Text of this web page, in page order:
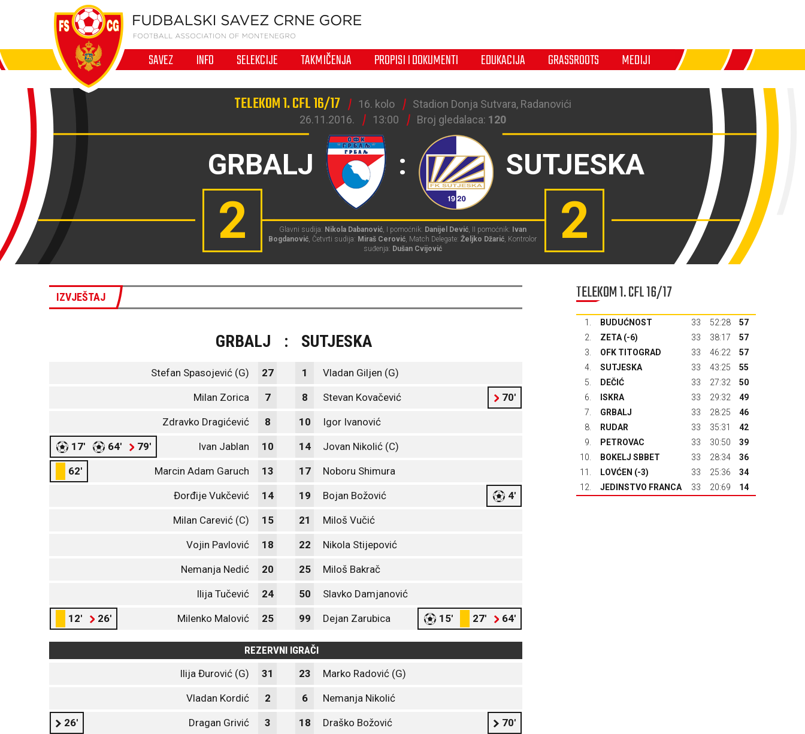
SAVEZ INFO SELEKCIJE TAKMIČENJA PROPISI I DOKUMENTI EDUKACIJA GRASSROOTS MEDIJI
TELEKOM 1. CFL 16/17 16. kolo
Stadion Donja Sutvara, Radanovići
26.11.2016.
13:00 Broj gledalaca: 120
GRBALJ : SUTJESKA
2 2
Glavni sudija: Nikola Dabanović, I pomoćnik: Danijel Dević, II pomoćnik: Ivan
Bogdanović, Četvrti sudija: Miraš Cerović, Match Delegate: Željko Džarić, Kontrolor
suđenja: Dušan Cvijović
IZVJEŠTAJ
GRBALJ : SUTJESKA
Stefan Spasojević (G) 27 1 Vladan Giljen (G)
Milan Zorica 7 8 Stevan Kovačević 70'
Zdravko Dragićević 8 10 Igor Ivanović
17' 64' 79' Ivan Jablan 10 14 Jovan Nikolić (C)
62' Marcin Adam Garuch 13 17 Noboru Shimura
Đorđije Vukčević 14 19 Bojan Božović 4'
Milan Carević (C) 15 21 Miloš Vučić
Vojin Pavlović 18 22 Nikola Stijepović
Nemanja Nedić 20 25 Miloš Bakrač
Ilija Tučević 24 50 Slavko Damjanović
12' 26' Milenko Malović 25 99 Dejan Zarubica 15' 27' 64'
REZERVNI IGRAČI
Ilija Đurović (G)
31 23 Marko Radović (G)
Vladan Kordić 2 6 Nemanja Nikolić
26' Dragan Grivić 3 18 Draško Božović 70'
TELEKOM 1. CFL 16/17
1. BUDUĆNOST 33 52:28
57
2.
ZETA (-6) 33 38:17
57
3.
OFK TITOGRAD 33 46:22
57
4.
SUTJESKA 33 43:25
55
5.
DEČIĆ 33 27:32
50
6.
ISKRA 33 29:32
49
7.
GRBALJ 33 28:25
46
8.
RUDAR 33 35:31
42
9.
PETROVAC 33 30:50
39
10.
BOKELJ SBBET 33 28:34
36
11.
LOVĆEN (-3) 33 25:36
34
12.
JEDINSTVO FRANCA 33 20:69 14